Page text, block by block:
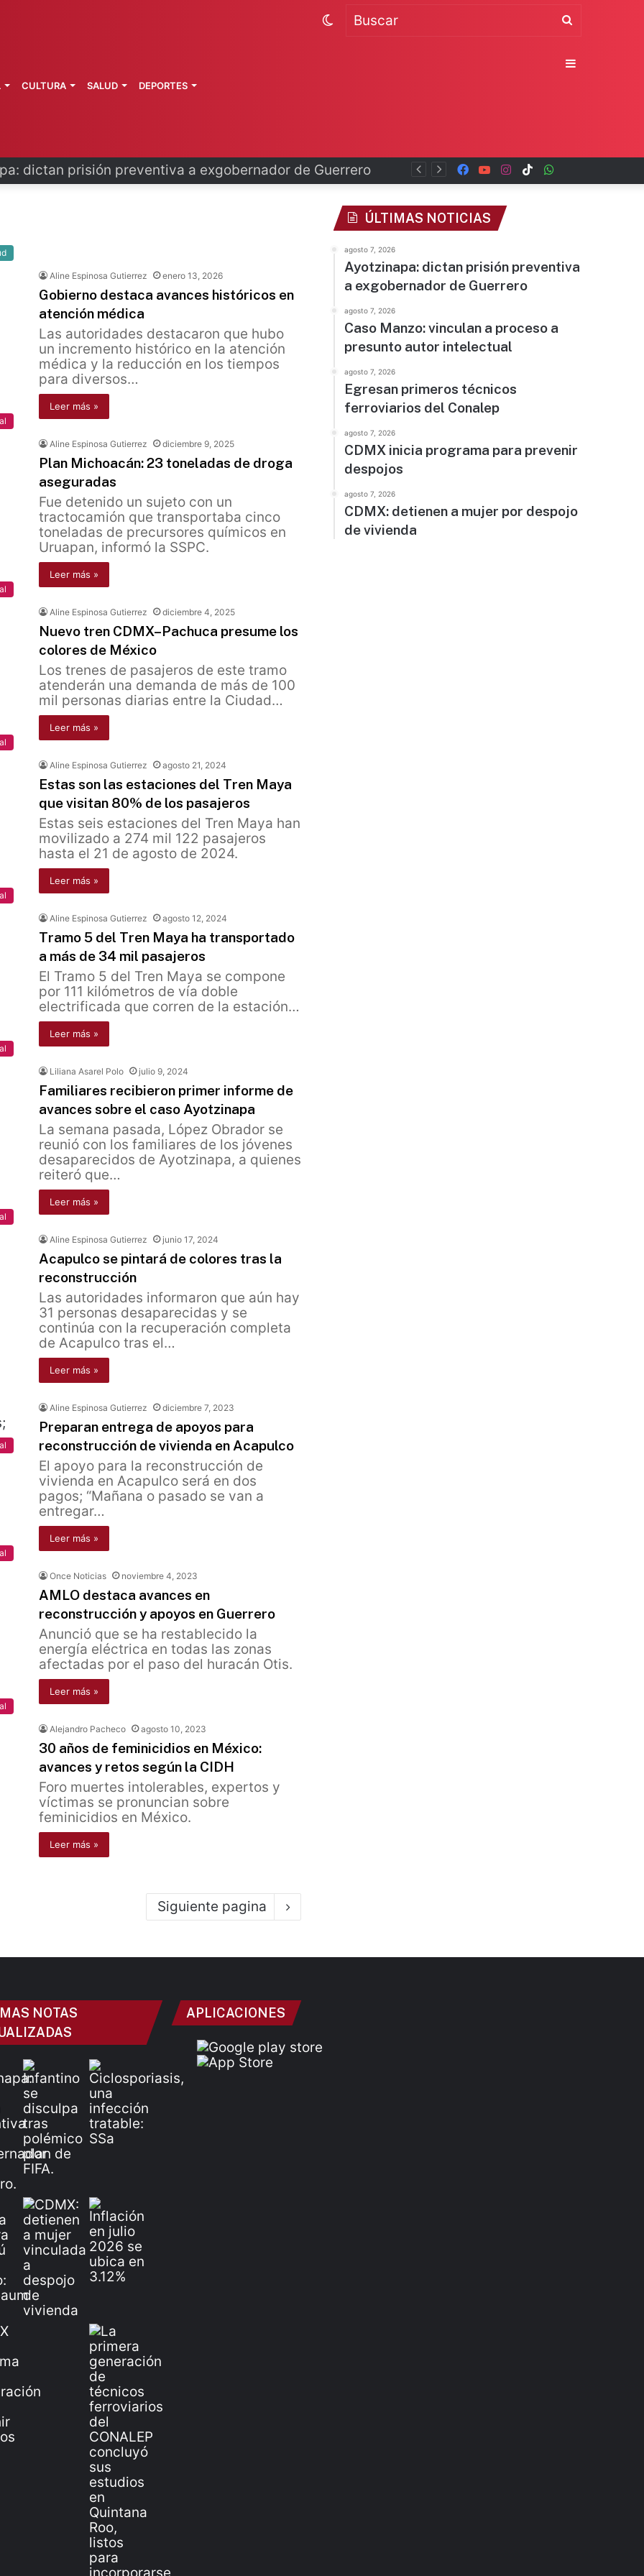
disculpa tras polémico plan de FIFA TikTok
Instagram
YouTube
Facebook
CULTURA SALUD DEPORTES
Switch
Aline Espinosa Gutierrez enero 13, 2026
Gobierno destaca avances históricos en
atención médica
Las autoridades destacaron que hubo
un incremento histórico en la atención
médica y la reducción en los tiempos
para diversos…
Leer más »
Aline Espinosa Gutierrez diciembre 9, 2025
Plan Michoacán: 23 toneladas de droga
aseguradas
Fue detenido un sujeto con un
tractocamión que transportaba cinco
toneladas de precursores químicos en
Uruapan, informó la SSPC.
Leer más »
Aline Espinosa Gutierrez diciembre 4, 2025
Nuevo tren CDMX–Pachuca presume los
colores de México
Los trenes de pasajeros de este tramo
atenderán una demanda de más de 100
mil personas diarias entre la Ciudad…
Leer más »
Aline Espinosa Gutierrez agosto 21, 2024
Estas son las estaciones del Tren Maya
que visitan 80% de los pasajeros
Estas seis estaciones del Tren Maya han
movilizado a 274 mil 122 pasajeros
hasta el 21 de agosto de 2024.
Leer más »
Aline Espinosa Gutierrez agosto 12, 2024
Tramo 5 del Tren Maya ha transportado
a más de 34 mil pasajeros
El Tramo 5 del Tren Maya se compone
por 111 kilómetros de vía doble
electrificada que corren de la estación…
Leer más »
Liliana Asarel Polo julio 9, 2024
Familiares recibieron primer informe de
avances sobre el caso Ayotzinapa
La semana pasada, López Obrador se
reunió con los familiares de los jóvenes
desaparecidos de Ayotzinapa, a quienes
reiteró que…
Leer más »
Aline Espinosa Gutierrez junio 17, 2024
Acapulco se pintará de colores tras la
reconstrucción
Las autoridades informaron que aún hay
31 personas desaparecidas y se
continúa con la recuperación completa
de Acapulco tras el…
Leer más »
Aline Espinosa Gutierrez diciembre 7, 2023
Preparan entrega de apoyos para
reconstrucción de vivienda en Acapulco
El apoyo para la reconstrucción de
vivienda en Acapulco será en dos
pagos; “Mañana o pasado se van a
entregar…
Leer más »
Once Noticias noviembre 4, 2023
AMLO destaca avances en
reconstrucción y apoyos en Guerrero
Anunció que se ha restablecido la
energía eléctrica en todas las zonas
afectadas por el paso del huracán Otis.
Leer más »
Alejandro Pacheco agosto 10, 2023
30 años de feminicidios en México:
avances y retos según la CIDH
Foro muertes intolerables, expertos y
víctimas se pronuncian sobre
feminicidios en México.
Leer más »
Siguiente pagina
ÚLTIMAS NOTICIAS
agosto 7, 2026
Ayotzinapa: dictan prisión preventiva
a exgobernador de Guerrero
agosto 7, 2026
Caso Manzo: vinculan a proceso a
presunto autor intelectual
agosto 7, 2026
Egresan primeros técnicos
ferroviarios del Conalep
agosto 7, 2026
CDMX inicia programa para prevenir
despojos
agosto 7, 2026
CDMX: detienen a mujer por despojo
de vivienda
NOTAS
APLICACIONES